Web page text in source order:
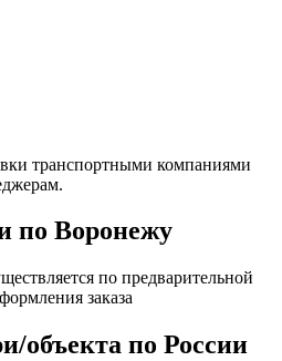
транспортными компаниями
по Воронежу
по предварительной
заказа
объекта по России